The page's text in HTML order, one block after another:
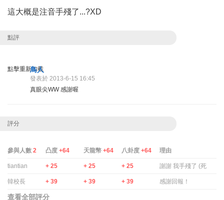
這大概是注音手殘了...?XD
點評
點擊重新加載
鳥人
發表於 2013-6-15 16:45
真眼尖WW 感謝喔
評分
參與人數 2 凸度 +64 天龍幣 +64 八卦度 +64 理由
tiantian + 25 + 25 + 25 謝謝 我手殘了 (死
韓校長 + 39 + 39 + 39 感謝回報！
查看全部評分